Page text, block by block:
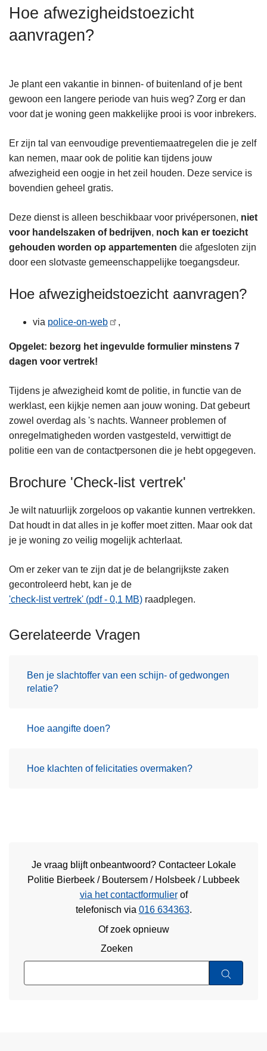
Hoe afwezigheidstoezicht
aanvragen?
Je plant een vakantie in binnen- of buitenland of je bent
gewoon een langere periode van huis weg? Zorg er dan
voor dat je woning geen makkelijke prooi is voor inbrekers.
Er zijn tal van eenvoudige preventiemaatregelen die je zelf
kan nemen, maar ook de politie kan tijdens jouw
afwezigheid een oogje in het zeil houden. Deze service is
bovendien geheel gratis.
Deze dienst is alleen beschikbaar voor privépersonen, niet
voor handelszaken of bedrijven, noch kan er toezicht
gehouden worden op appartementen die afgesloten zijn
door een slotvaste gemeenschappelijke toegangsdeur.
Hoe afwezigheidstoezicht aanvragen?
via police-on-web ,
Opgelet: bezorg het ingevulde formulier minstens 7
dagen voor vertrek!
Tijdens je afwezigheid komt de politie, in functie van de
werklast, een kijkje nemen aan jouw woning. Dat gebeurt
zowel overdag als 's nachts. Wanneer problemen of
onregelmatigheden worden vastgesteld, verwittigt de
politie een van de contactpersonen die je hebt opgegeven.
Brochure 'Check-list vertrek'
Je wilt natuurlijk zorgeloos op vakantie kunnen vertrekken.
Dat houdt in dat alles in je koffer moet zitten. Maar ook dat
je je woning zo veilig mogelijk achterlaat.
Om er zeker van te zijn dat je de belangrijkste zaken
gecontroleerd hebt, kan je de
'check-list vertrek' (pdf - 0,1 MB) raadplegen.
Gerelateerde Vragen
Ben je slachtoffer van een schijn- of gedwongen
relatie?
Hoe aangifte doen?
Hoe klachten of felicitaties overmaken?
Je vraag blijft onbeantwoord? Contacteer Lokale
Politie Bierbeek / Boutersem / Holsbeek / Lubbeek
via het contactformulierof
telefonisch via 016 634363.
Of zoek opnieuw
Zoeken